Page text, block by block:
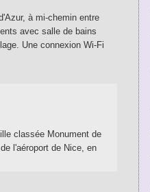
à mi-chemin entre
avec salle de bains
Une connexion Wi-Fi
classée Monument de
l'aéroport de Nice, en